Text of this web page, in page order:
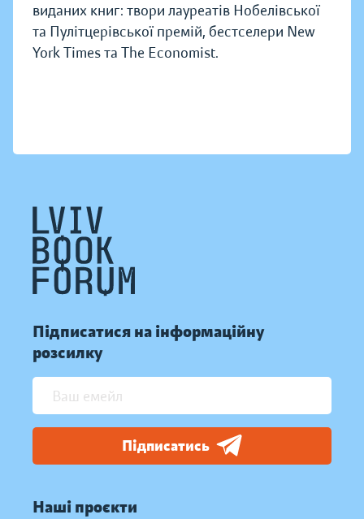
виданих книг: твори лауреатів Нобелівської
та Пулітцерівської премій, бестселери New
York Times та The Economist.
Підписатися на інформаційну
розсилку
Підписатись
Наші проєкти